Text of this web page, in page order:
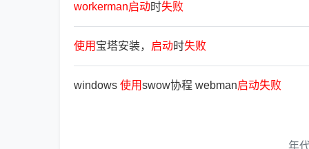
workerman启动时失败
使用 宝塔安装， 启动时失败
windows 使用swow协程 webman启动失败
年